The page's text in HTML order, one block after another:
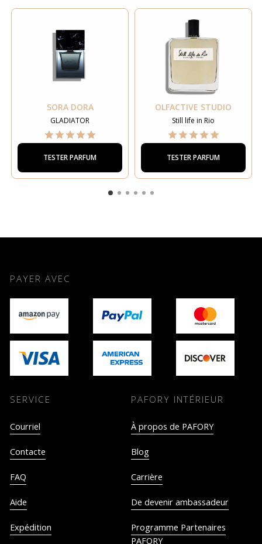
SORA DORA
GLADIATOR
TESTER PARFUM
OLFACTIVE STUDIO
Still life in Rio
TESTER PARFUM
PAYER AVEC
SERVICE
Courriel
Contacte
FAQ
Aide
Expédition
PAFORY INTÉRIEUR
À propos de PAFORY
Blog
Carrière
De devenir ambassadeur
Programme Partenaires
PAFORY